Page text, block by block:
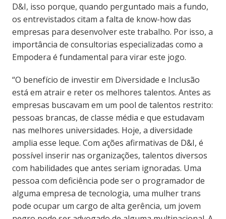
D&I, isso porque, quando perguntado mais a fundo,
os entrevistados citam a falta de know-how das
empresas para desenvolver este trabalho. Por isso, a
importância de consultorias especializadas como a
Empodera é fundamental para virar este jogo.
“O benefício de investir em Diversidade e Inclusão
está em atrair e reter os melhores talentos. Antes as
empresas buscavam em um pool de talentos restrito:
pessoas brancas, de classe média e que estudavam
nas melhores universidades. Hoje, a diversidade
amplia esse leque. Com ações afirmativas de D&I, é
possível inserir nas organizações, talentos diversos
com habilidades que antes seriam ignoradas. Uma
pessoa com deficiência pode ser o programador de
alguma empresa de tecnologia, uma mulher trans
pode ocupar um cargo de alta gerência, um jovem